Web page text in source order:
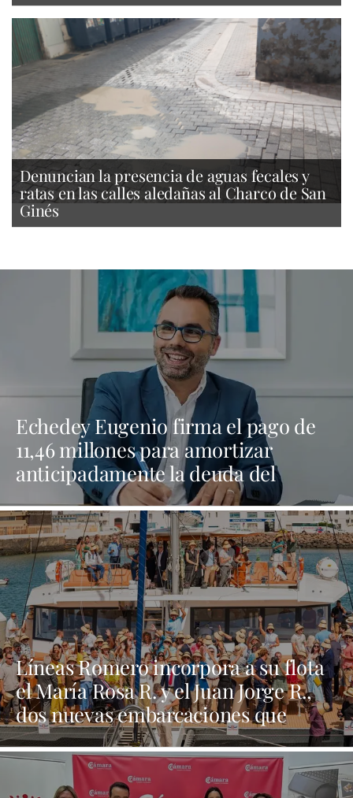
Denuncian la presencia de aguas fecales y
ratas en las calles aledañas al Charco de San
Ginés
Echedey Eugenio firma el pago de
11,46 millones para amortizar
anticipadamente la deuda del
Ayuntamiento de Arrecife
Líneas Romero incorpora a su flota
el María Rosa R. y el Juan Jorge R.,
dos nuevas embarcaciones que
refuerzan su apuesta por la
innovación y la sostenibilidad